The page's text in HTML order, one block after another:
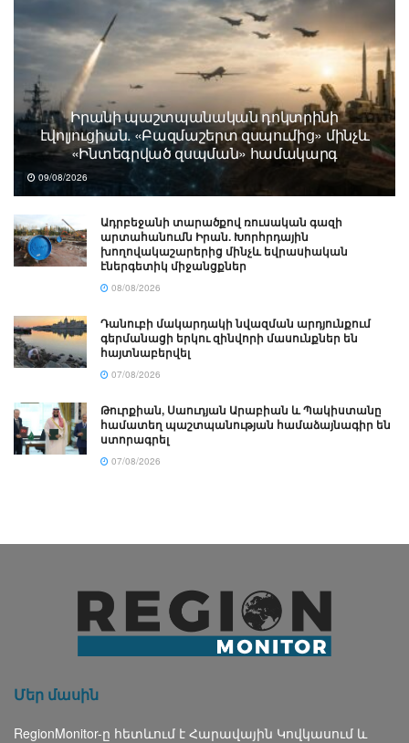
Իրանի պաշտպանական դոկտրինի
էվոլյուցիան. «Բազմաշերտ զսպումից» մինչև
«Ինտեգրված զսպման» համակարգ
09/08/2026
Ադրբեջանի տարածքով ռուսական գազի
արտահանումն Իրան. Խորհրդային
խողովակաշարերից մինչև եվրասիական
էներգետիկ միջանցքներ
08/08/2026
Դանուբի մակարդակի նվազման արդյունքում
գերմանացի երկու զինվորի մասունքներ են
հայտնաբերվել
07/08/2026
Թուրքիան, Սաուդյան Արաբիան և Պակիստանը
համատեղ պաշտպանության համաձայնագիր են
ստորագրել
07/08/2026
Մեր մասին
RegionMonitor-ը հետևում է Հարավային Կովկասում և